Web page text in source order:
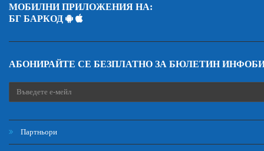
МОБИЛНИ ПРИЛОЖЕНИЯ НА:
БГ БАРКОД
АБОНИРАЙТЕ СЕ БЕЗПЛАТНО ЗА БЮЛЕТИН
Партньори